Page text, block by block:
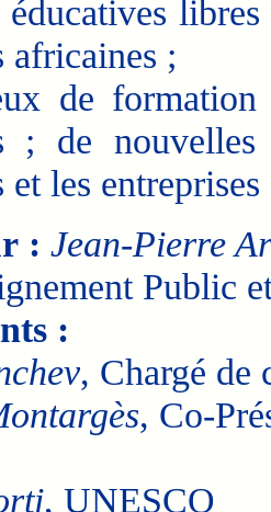
éducatives
africaines ;
de
; de
les
: Jean-Pierre
Public
:
, Chargé de
, Co-
, UNESCO